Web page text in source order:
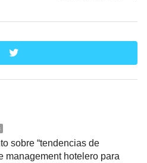
twitter
sobre “tendencias de
management hotelero para